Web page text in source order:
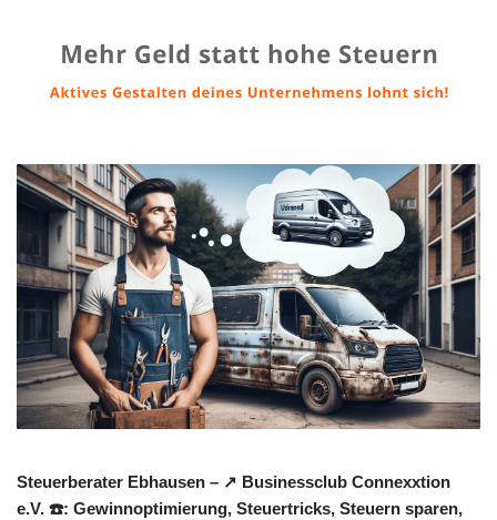
Steuerberater Ebhausen – ↗️ Businessclub Connexxtion
e.V. ☎️: Gewinnoptimierung, Steuertricks, Steuern sparen,